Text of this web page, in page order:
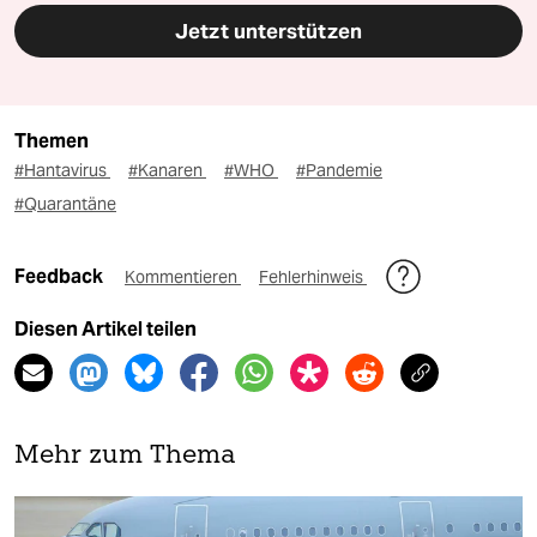
Jetzt unterstützen
Themen
#Hantavirus #Kanaren #WHO
#Pandemie
#Quarantäne
Feedback Kommentieren Fehlerhinweis
Diesen Artikel teilen
Mehr zum Thema